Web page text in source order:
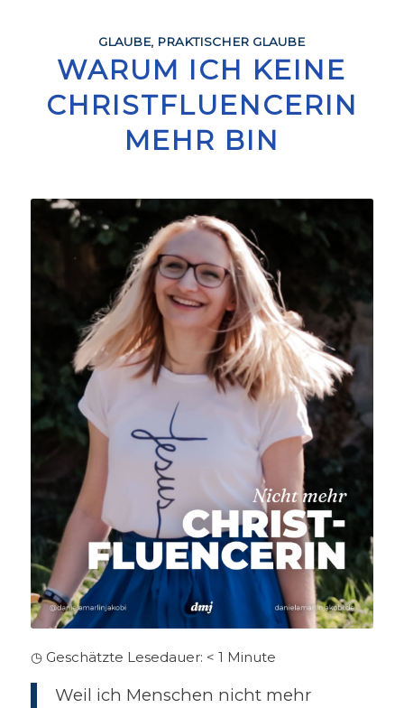
GLAUBE, PRAKTISCHER GLAUBE
WARUM ICH KEINE
CHRISTFLUENCERIN
MEHR BIN
◷ Geschätzte Lesedauer: < 1 Minute
Weil ich Menschen nicht mehr